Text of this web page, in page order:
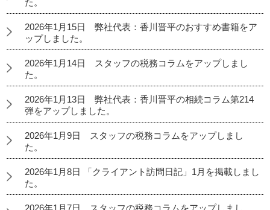
た。
2026年1月15日 弊社代表：香川晋平のおすすめ書籍をア
ップしました。
2026年1月14日 スタッフの税務コラムをアップしまし
た。
2026年1月13日 弊社代表：香川晋平の相続コラム第214
弾をアップしました。
2026年1月9日 スタッフの税務コラムをアップしまし
た。
2026年1月8日 「クライアント訪問日記」1月を掲載しまし
た。
2026年1月7日 スタッフの税務コラムをアップしまし